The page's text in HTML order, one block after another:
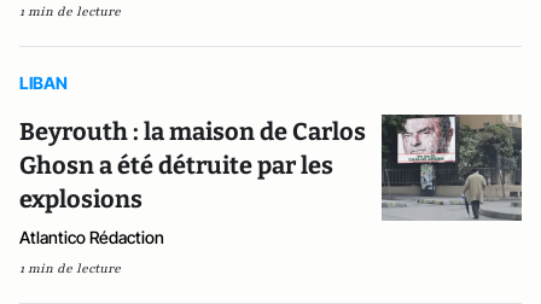
1 min de lecture
LIBAN
Beyrouth : la maison de Carlos
Ghosn a été détruite par les
explosions
Atlantico Rédaction
1 min de lecture